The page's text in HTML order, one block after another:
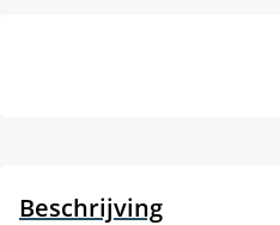
Beschrijving